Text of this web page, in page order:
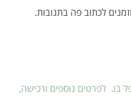
לכתוב פה בתגובות.
בו. לפרטים נוספים ורכישה,